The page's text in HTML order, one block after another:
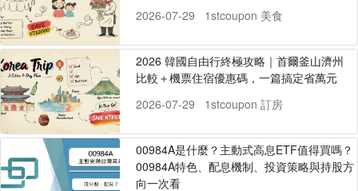
2026-07-29
1stcoupon 美食
2026 韓國自由行終極攻略｜首爾釜山濟州
比較＋機票住宿優惠碼，一篇搞定省萬元
2026-07-29
1stcoupon 訂房
00984A是什麼？主動式高息ETF值得買嗎？
00984A特色、配息機制、投資策略與持股方
向一次看